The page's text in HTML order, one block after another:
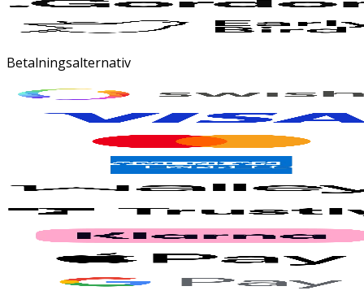
Betalningsalternativ